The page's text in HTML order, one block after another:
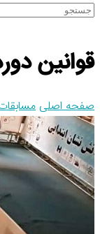
باز
منوی
موبایل
جستجو
قوانین
صفحه اصلی